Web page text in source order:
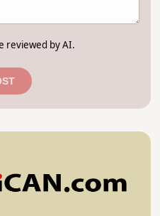
reviewed by AI.